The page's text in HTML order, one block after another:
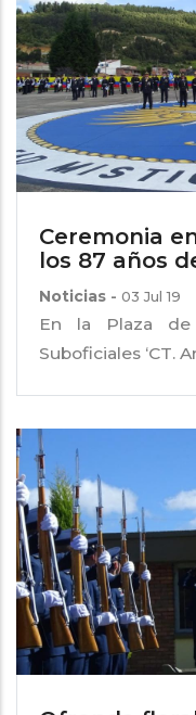
Ceremonia
los 87 años
Noticias - 03 Jul 19
En la Plaza
Suboficiales ‘CT.